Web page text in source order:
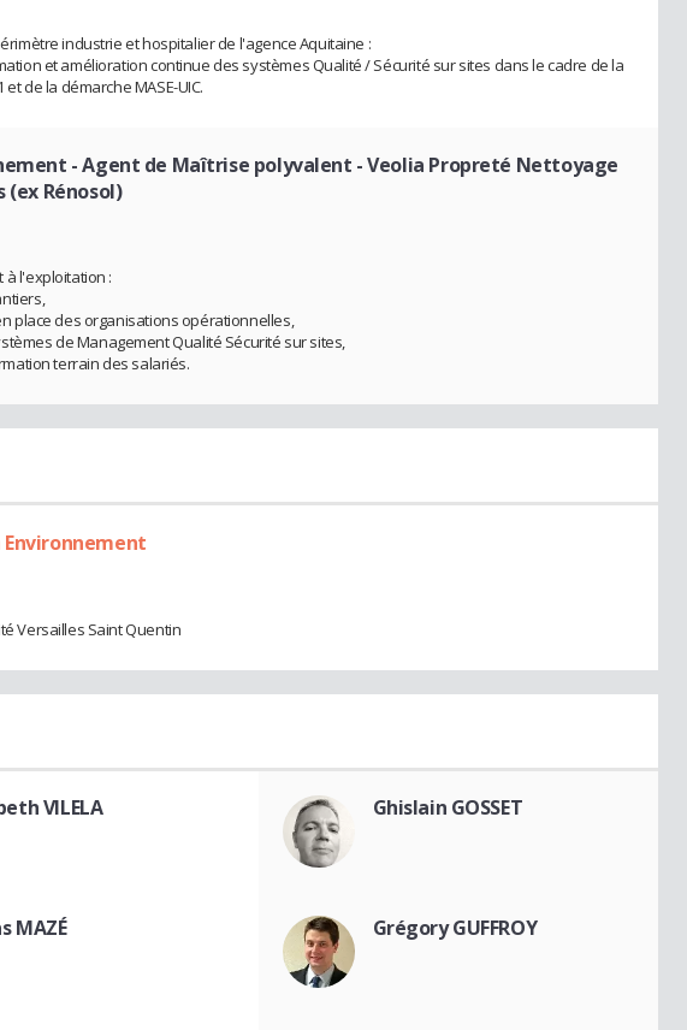
industrie et hospitalier de l'agence Aquitaine :
et amélioration continue des systèmes Qualité / Sécurité sur sites dans le cadre de la
et de la démarche MASE-UIC.
- Agent de Maîtrise polyvalent - Veolia Propreté Nettoyage
(ex Rénosol)
l'exploitation :
place des organisations opérationnelles,
de Management Qualité Sécurité sur sites,
terrain des salariés.
Environnement
Versailles Saint Quentin
VILELA Ghislain GOSSET
MAZÉ Grégory GUFFROY